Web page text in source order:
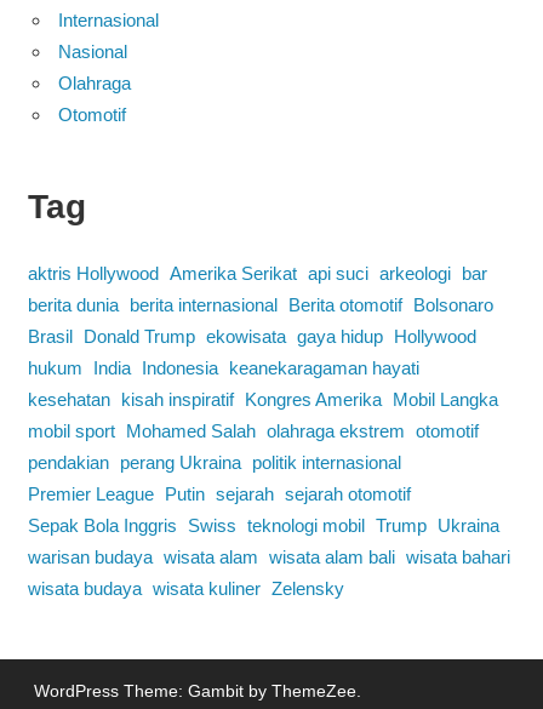
Internasional
Nasional
Olahraga
Otomotif
Tag
aktris Hollywood Amerika Serikat api suci arkeologi
bar
berita dunia
berita internasional Berita otomotif
Bolsonaro
Brasil
Donald Trump ekowisata gaya hidup
Hollywood
hukum
India Indonesia
keanekaragaman hayati
kesehatan
kisah inspiratif Kongres Amerika
Mobil Langka
mobil sport
Mohamed Salah olahraga ekstrem otomotif
pendakian
perang Ukraina
politik internasional
Premier League
Putin sejarah sejarah otomotif
Sepak Bola Inggris
Swiss teknologi mobil Trump
Ukraina
warisan budaya wisata alam wisata alam bali wisata bahari
wisata budaya wisata kuliner Zelensky
WordPress Theme: Gambit by ThemeZee.